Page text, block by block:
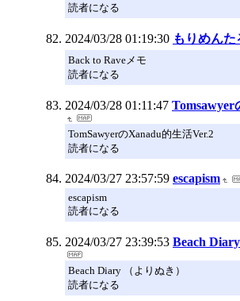
読者になる
2024/03/28 01:19:30 もりめんた
Back to Raveメモ
読者になる
2024/03/28 01:11:47 Tomsawyer
TomSawyerのXanadu的生活Ver.2
読者になる
2024/03/27 23:57:59 escapism
escapism
読者になる
2024/03/27 23:39:53 Beach
Beach Diary （よりぬき）
読者になる